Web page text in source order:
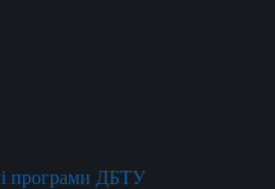
програми ДБТУ